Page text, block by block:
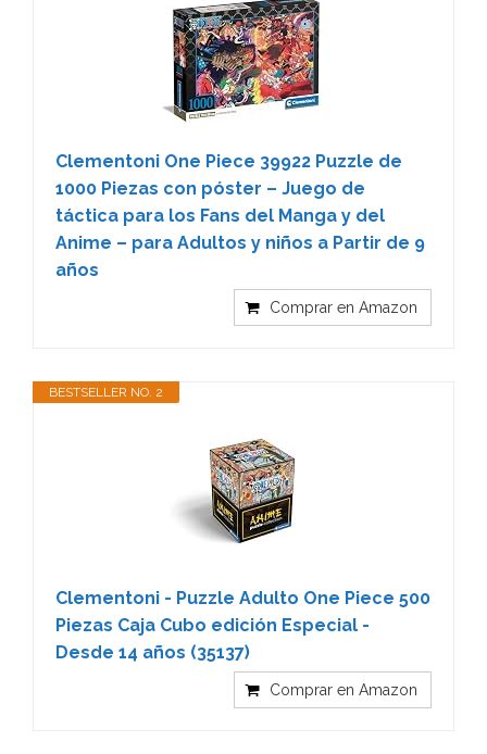
Clementoni One Piece 39922 Puzzle de
1000 Piezas con póster – Juego de
táctica para los Fans del Manga y del
Anime – para Adultos y niños a Partir de 9
años
Comprar en Amazon
BESTSELLER NO. 2
Clementoni - Puzzle Adulto One Piece 500
Piezas Caja Cubo edición Especial -
Desde 14 años (35137)
Comprar en Amazon